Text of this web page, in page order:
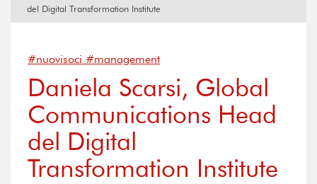
del Digital Transformation Institute
#nuovisoci #management
Daniela Scarsi, Global
Communications Head
del Digital
Transformation Institute